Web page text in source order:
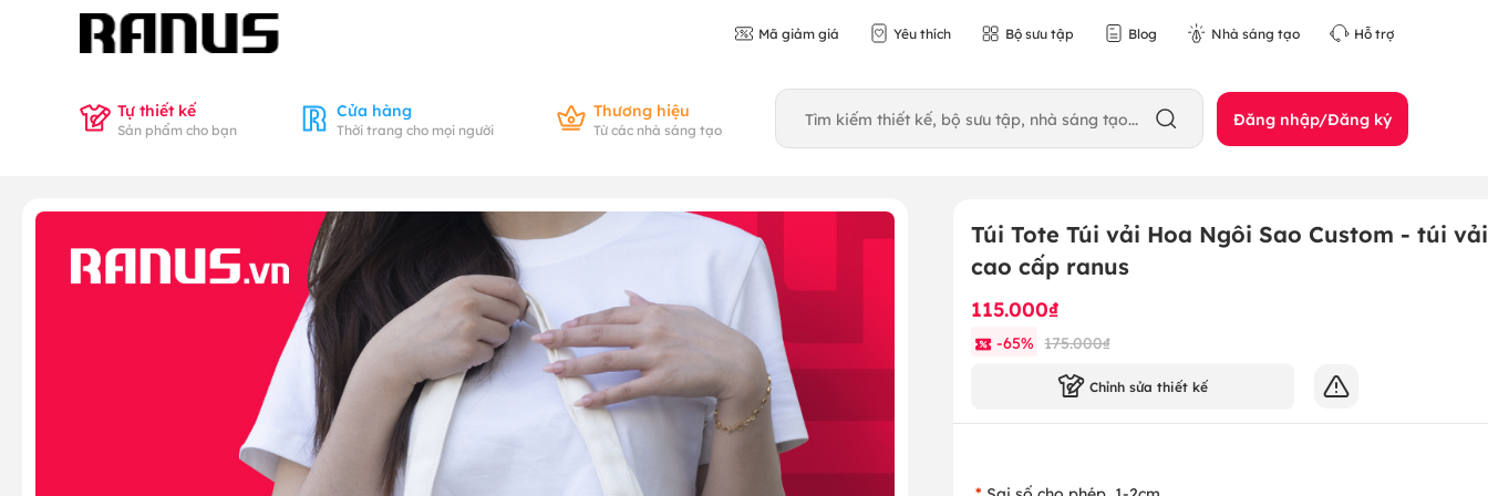
Mã giảm giá Yêu thích Bộ sưu tập Blog Nhà sáng tạo Hỗ trợ
Tự thiết kế
Sản phẩm cho bạn
Cửa hàng
Thời trang cho mọi người
Thương hiệu
Từ các nhà sáng tạo Đăng nhập/Đăng ký
Túi Tote Túi vải Hoa Ngôi Sao Custom - túi vải
cao cấp ranus
115.000₫
-65% 175.000₫
Chỉnh sửa thiết kế